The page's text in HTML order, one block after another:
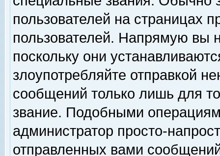
пользователей на страницах
пользователей. Напрямую вы
поскольку они
злоупотребляйте отправкой
сообщений только лишь для
звание. Подобными
администратор просто-
отправленных вами